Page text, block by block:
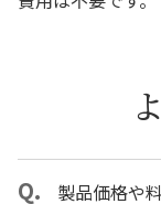
製品価格や